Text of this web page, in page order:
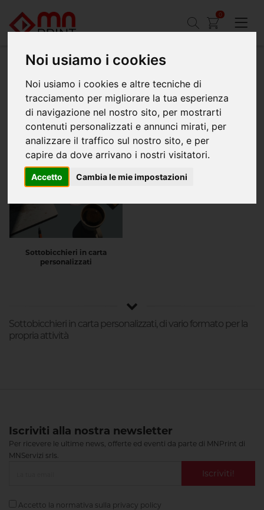
Noi usiamo i cookies
Noi usiamo i cookies e altre tecniche di
tracciamento per migliorare la tua esperienza
di navigazione nel nostro sito, per mostrarti
contenuti personalizzati e annunci mirati, per
analizzare il traffico sul nostro sito, e per
capire da dove arrivano i nostri visitatori.
Accetto Cambia le mie impostazioni
0
Home Ristorazione Sottobicchieri in carta
Stampa sottobicchieri in carta per la ristorazione
a prezzi bassi
Sottobicchieri in carta
personalizzati
Sottobicchieri in carta personalizzati, di vario formato per la
propria attività
Iscriviti alla nostra newsletter
Per ricevere le ultime news, offerte ed eventi da parte di MNPrint di
MNServizi srls.
Iscriviti!
Accetto la normativa sulla privacy policy